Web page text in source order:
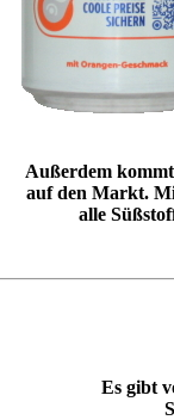
Außerdem
auf den Markt.
alle
Es gibt